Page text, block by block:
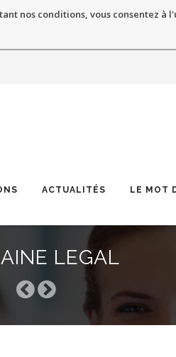
nos conditions, vous consentez à
ACTUALITÉS LE MOT
LEGAL